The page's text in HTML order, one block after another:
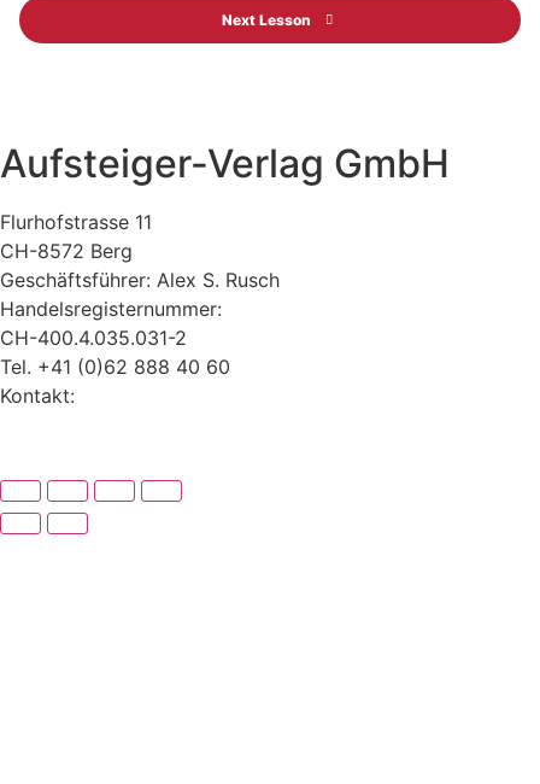
Next Lesson
Aufsteiger-Verlag GmbH
Flurhofstrasse 11
CH-8572 Berg
Geschäftsführer: Alex S. Rusch
Handelsregisternummer:
CH-400.4.035.031-2
Tel. +41 (0)62 888 40 60
Kontakt: